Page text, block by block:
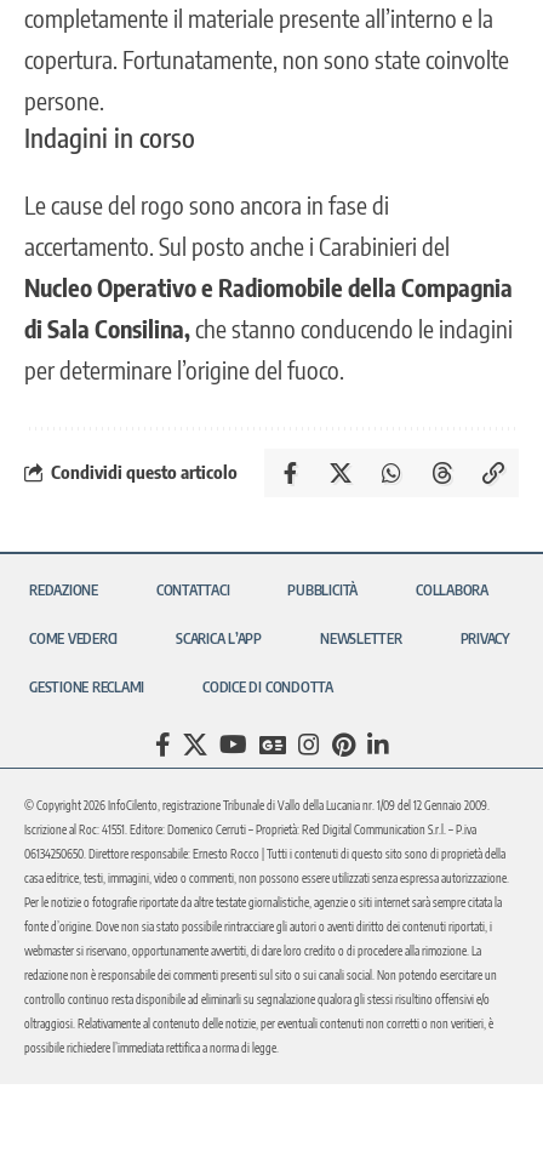
completamente il materiale presente all’interno e la
copertura. Fortunatamente, non sono state coinvolte
persone.
Indagini in corso
Le cause del rogo sono ancora in fase di
accertamento. Sul posto anche i Carabinieri del
Nucleo Operativo e Radiomobile della Compagnia
di Sala Consilina,che stanno conducendo le indagini
per determinare l’origine del fuoco.
Condividi questo articolo
REDAZIONE CONTATTACI PUBBLICITÀ COLLABORA
COME VEDERCI SCARICA L’APP NEWSLETTER PRIVACY
GESTIONE RECLAMI CODICE DI CONDOTTA
© Copyright 2026 InfoCilento, registrazione Tribunale di Vallo della Lucania nr. 1/09 del 12 Gennaio 2009.
Iscrizione al Roc: 41551. Editore: Domenico Cerruti – Proprietà: Red Digital Communication S.r.l. – P.iva
06134250650. Direttore responsabile: Ernesto Rocco | Tutti i contenuti di questo sito sono di proprietà della
casa editrice, testi, immagini, video o commenti, non possono essere utilizzati senza espressa autorizzazione.
Per le notizie o fotografie riportate da altre testate giornalistiche, agenzie o siti internet sarà sempre citata la
fonte d’origine. Dove non sia stato possibile rintracciare gli autori o aventi diritto dei contenuti riportati, i
webmaster si riservano, opportunamente avvertiti, di dare loro credito o di procedere alla rimozione. La
redazione non è responsabile dei commenti presenti sul sito o sui canali social. Non potendo esercitare un
controllo continuo resta disponibile ad eliminarli su segnalazione qualora gli stessi risultino offensivi e/o
oltraggiosi. Relativamente al contenuto delle notizie, per eventuali contenuti non corretti o non veritieri, è
possibile richiedere l’immediata rettifica a norma di legge.